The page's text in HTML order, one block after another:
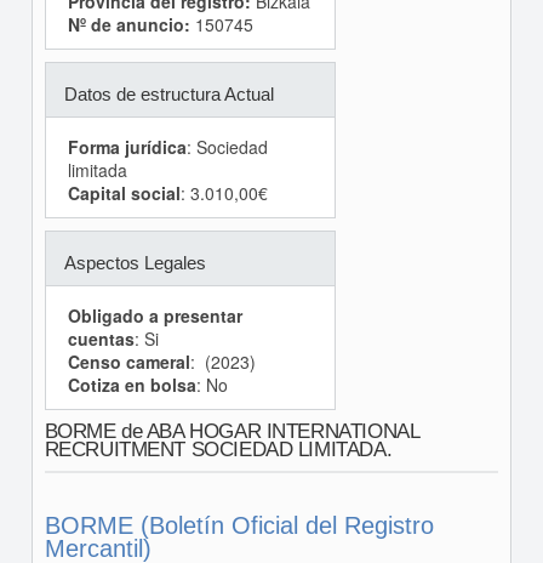
Nº de anuncio: 150745
Datos de estructura Actual
Forma jurídica: Sociedad
limitada
Capital social: 3.010,00€
Aspectos Legales
Obligado a presentar
cuentas: Si
Censo cameral: (2023)
Cotiza en bolsa: No
BORME de ABA HOGAR INTERNATIONAL
RECRUITMENT SOCIEDAD LIMITADA.
BORME (Boletín Oficial del Registro
Mercantil)